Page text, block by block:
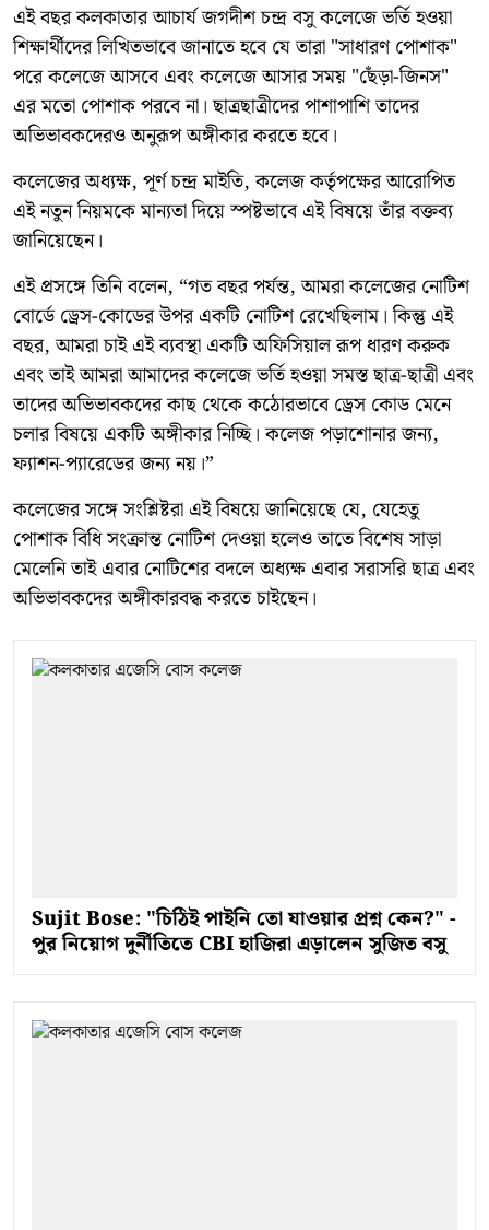
এই বছর কলকাতার আচার্য জগদীশ চন্দ্র বসু কলেজে ভর্তি হওয়া
শিক্ষার্থীদের লিখিতভাবে জানাতে হবে যে তারা "সাধারণ পোশাক"
পরে কলেজে আসবে এবং কলেজে আসার সময় "ছেঁড়া-জিনস"
এর মতো পোশাক পরবে না। ছাত্রছাত্রীদের পাশাপাশি তাদের
অভিভাবকদেরও অনুরূপ অঙ্গীকার করতে হবে।
কলেজের অধ্যক্ষ, পূর্ণ চন্দ্র মাইতি, কলেজ কর্তৃপক্ষের আরোপিত
এই নতুন নিয়মকে মান্যতা দিয়ে স্পষ্টভাবে এই বিষয়ে তাঁর বক্তব্য
জানিয়েছেন।
এই প্রসঙ্গে তিনি বলেন, “গত বছর পর্যন্ত, আমরা কলেজের নোটিশ
বোর্ডে ড্রেস-কোডের উপর একটি নোটিশ রেখেছিলাম। কিন্তু এই
বছর, আমরা চাই এই ব্যবস্থা একটি অফিসিয়াল রূপ ধারণ করুক
এবং তাই আমরা আমাদের কলেজে ভর্তি হওয়া সমস্ত ছাত্র-ছাত্রী এবং
তাদের অভিভাবকদের কাছ থেকে কঠোরভাবে ড্রেস কোড মেনে
চলার বিষয়ে একটি অঙ্গীকার নিচ্ছি। কলেজ পড়াশোনার জন্য,
ফ্যাশন-প্যারেডের জন্য নয়।”
কলেজের সঙ্গে সংশ্লিষ্টরা এই বিষয়ে জানিয়েছে যে, যেহেতু
পোশাক বিধি সংক্রান্ত নোটিশ দেওয়া হলেও তাতে বিশেষ সাড়া
মেলেনি তাই এবার নোটিশের বদলে অধ্যক্ষ এবার সরাসরি ছাত্র এবং
অভিভাবকদের অঙ্গীকারবদ্ধ করতে চাইছেন।
Sujit Bose: "চিঠিই পাইনি তো যাওয়ার প্রশ্ন কেন?" -
পুর নিয়োগ দুর্নীতিতে CBI হাজিরা এড়ালেন সুজিত বসু